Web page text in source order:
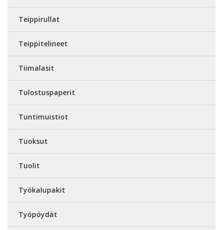
Teippirullat
Teippitelineet
Tiimalasit
Tulostuspaperit
Tuntimuistiot
Tuoksut
Tuolit
Työkalupakit
Työpöydät